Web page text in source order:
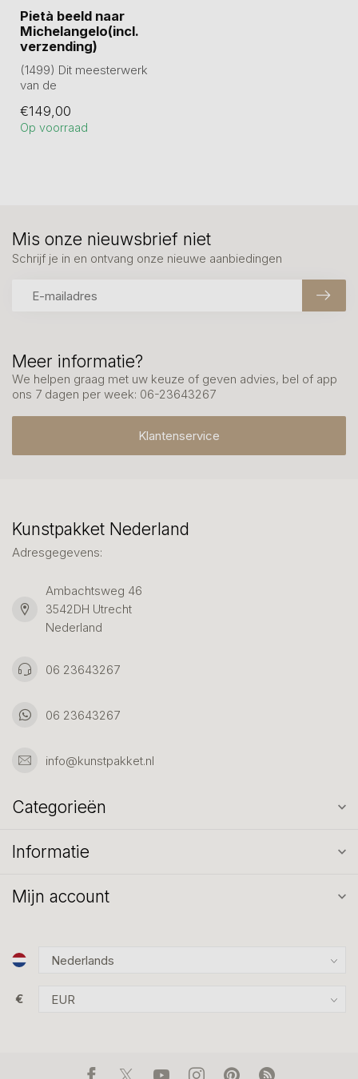
Pietà beeld naar
Michelangelo(incl.
verzending)
(1499) Dit meesterwerk
van de
bevindt zich in de basil...
€149,00
Op voorraad
Meer informatie?
We helpen graag met uw keuze of geven advies, bel of app
ons 7 dagen per week: 06-23643267
Klantenservice
Mis onze nieuwsbrief niet
Schrijf je in en ontvang onze nieuwe aanbiedingen
Kunstpakket Nederland
Adresgegevens:
Ambachtsweg 46
3542DH Utrecht
Nederland
06 23643267
06 23643267
info@kunstpakket.nl
Categorieën
Informatie
Mijn account
€